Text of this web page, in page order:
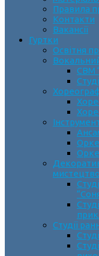
Правила
Контакти
Вакансії
Гуртки
Освітня
СВМ
мистецтво
Студії